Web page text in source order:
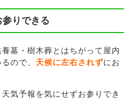
りできる
墓・樹木葬とはちがって屋内
ので、 天候に左右されずにお
気予報を気にせずお参りでき